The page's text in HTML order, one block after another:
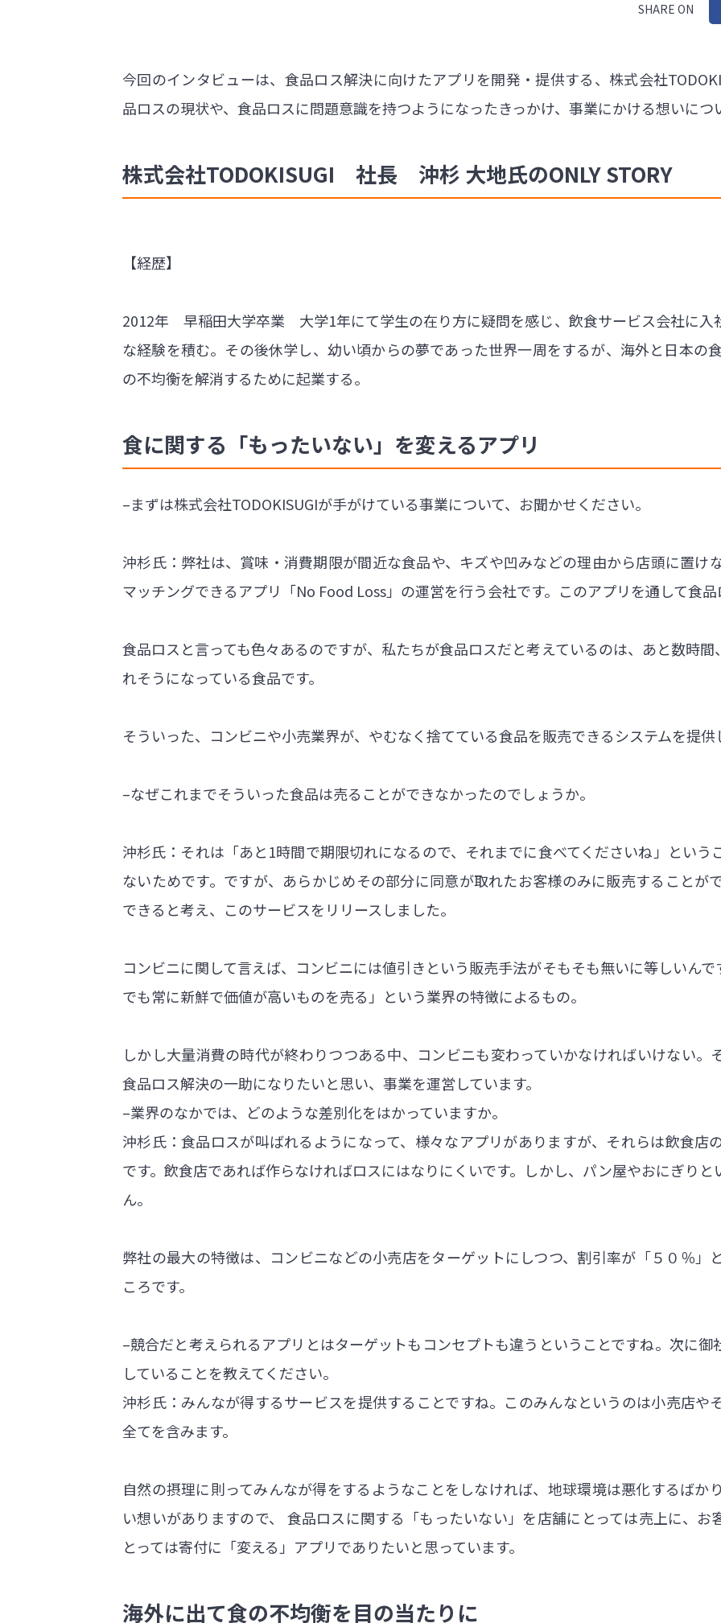
SHARE ON
今回のインタビューは、食品ロス解決に向けたアプリを開発・提供する、株式会社
品ロスの現状や、食品ロスに問題意識を持つようになったきっかけ、事業にかける想いにつ
株式会社TODOKISUGI 社長 沖杉 大地氏のONLY STORY
【経歴】
2012年 早稲田大学卒業 大学1年にて学生の在り方に疑問を感じ、飲食サービス会社に入
な経験を積む。その後休学し、幼い頃からの夢であった世界一周をするが、海外と日本の
の不均衡を解消するために起業する。
食に関する「もったいない」を変えるアプリ
–まずは株式会社TODOKISUGIが手がけている事業について、お聞かせください。
沖杉氏：弊社は、賞味・消費期限が間近な食品や、キズや凹みなどの理由から店頭に置け
マッチングできるアプリ「No Food Loss」の運営を行う会社です。このアプリを通して食品
食品ロスと言っても色々あるのですが、私たちが食品ロスだと考えているのは、あと数時
れそうになっている食品です。
そういった、コンビニや小売業界が、やむなく捨てている食品を販売できるシステムを提供
–なぜこれまでそういった食品は売ることができなかったのでしょうか。
沖杉氏：それは「あと1時間で期限切れになるので、それまでに食べてくださいね」という
ないためです。ですが、あらかじめその部分に同意が取れたお客様のみに販売することが
できると考え、このサービスをリリースしました。
コンビニに関して言えば、コンビニには値引きという販売手法がそもそも無いに等しいん
でも常に新鮮で価値が高いものを売る」という業界の特徴によるもの。
しかし大量消費の時代が終わりつつある中、コンビニも変わっていかなければいけない。
食品ロス解決の一助になりたいと思い、事業を運営しています。
–業界のなかでは、どのような差別化をはかっていますか。
沖杉氏：食品ロスが叫ばれるようになって、様々なアプリがありますが、それらは飲食店
です。飲食店であれば作らなければロスにはなりにくいです。しかし、パン屋やおにぎり
ん。
弊社の最大の特徴は、コンビニなどの小売店をターゲットにしつつ、割引率が「５０％」
ころです。
–競合だと考えられるアプリとはターゲットもコンセプトも違うということですね。次に
していることを教えてください。
沖杉氏：みんなが得するサービスを提供することですね。このみんなというのは小売店や
全てを含みます。
自然の摂理に則ってみんなが得をするようなことをしなければ、地球環境は悪化するばか
い想いがありますので、 食品ロスに関する「もったいない」を店舗にとっては売上に、お
とっては寄付に「変える」アプリでありたいと思っています。
海外に出て食の不均衡を目の当たりに